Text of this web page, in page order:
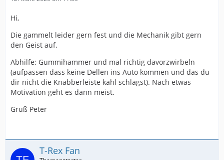
Hi,
Die gammelt leider gern fest und die Mechanik gibt gern
den Geist auf.
Abhilfe: Gummihammer und mal richtig davorzwirbeln
(aufpassen dass keine Dellen ins Auto kommen und das du
dir nicht die Knabberleiste kahl schlägst). Nach etwas
Motivation geht es dann meist.
Gruß Peter
T-Rex Fan